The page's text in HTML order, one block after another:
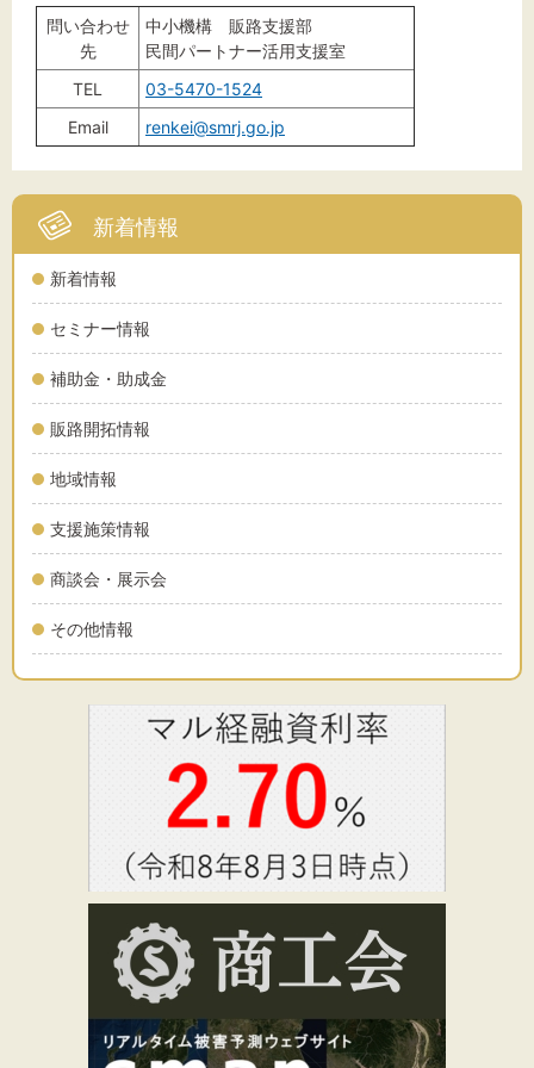
新着情報
新着情報
セミナー情報
補助金・助成金
販路開拓情報
地域情報
支援施策情報
商談会・展示会
その他情報
問い合わせ
先
中小機構 販路支援部
民間パートナー活用支援室
TEL
03-5470-1524
Email
renkei@smrj.go.jp